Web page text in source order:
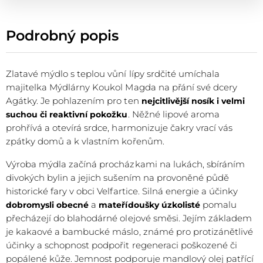
Podrobný popis
Zlatavé mýdlo s teplou vůní lípy srdčité umíchala
majitelka Mýdlárny Koukol Magda na přání své dcery
Agátky. Je pohlazením pro ten nejcitlivější nosík i velmi
suchou či reaktivní pokožku. Něžné lipové aroma
prohřívá a otevírá srdce, harmonizuje čakry vrací vás
zpátky domů a k vlastním kořenům.
Výroba mýdla začíná procházkami na lukách, sbíráním
divokých bylin a jejich sušením na provoněné půdě
historické fary v obci Velfartice. Silná energie a účinky
dobromysli obecné a mateřídoušky úzkolistépomalu
přecházejí do blahodárné olejové směsi. Jejím základem
je kakaové a bambucké máslo, známé pro protizánětlivé
účinky a schopnost podpořit regeneraci poškozené či
popálené kůže. Jemnost podporuje mandlový olej patřící